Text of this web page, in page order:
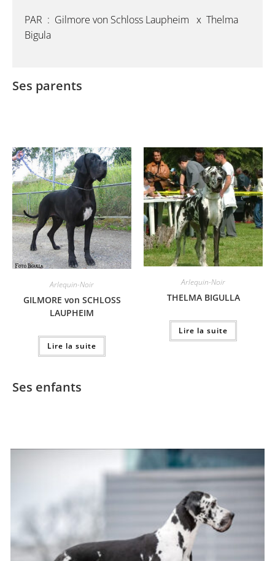
PAR : Gilmore von Schloss Laupheim x Thelma
Bigula
Ses parents
Arlequin-Noir
GILMORE von SCHLOSS
LAUPHEIM
Lire la suite
Arlequin-Noir
THELMA BIGULLA
Lire la suite
Ses enfants